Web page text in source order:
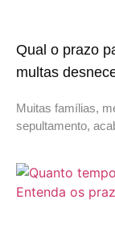
Qual o prazo
multas
Muitas famílias,
sepultamento,